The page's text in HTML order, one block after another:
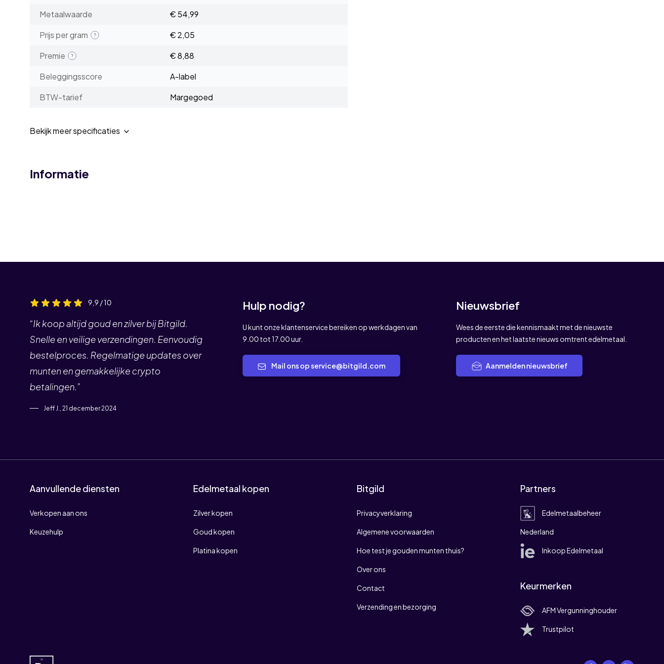
Metaalwaarde
€ 54,99
Prijs per gram
€ 2,05
Premie
€ 8,88
Beleggingsscore
A-label
BTW-tarief
Margegoed
Bekijk meer specificaties
Informatie
9,9 / 10
“Ik koop altijd goud en zilver bij Bitgild.
Snelle en veilige verzendingen. Eenvoudig
bestelproces. Regelmatige updates over
munten en gemakkelijke crypto
betalingen.”
Jeff J., 21 december 2024
Hulp nodig?
U kunt onze klantenservice bereiken op werkdagen van
9.00 tot 17.00 uur.
Mail ons op service@bitgild.com
Nieuwsbrief
Wees de eerste die kennismaakt met de nieuwste
producten en het laatste nieuws omtrent edelmetaal.
Aanmelden nieuwsbrief
Aanvullende diensten
Verkopen aan ons
Keuzehulp
Edelmetaal kopen
Zilver kopen
Goud kopen
Platina kopen
Bitgild
Privacyverklaring
Algemene voorwaarden
Hoe test je gouden munten thuis?
Over ons
Contact
Verzending en bezorging
Partners
Edelmetaalbeheer
Nederland
Inkoop Edelmetaal
Keurmerken
AFM Vergunninghouder
Trustpilot